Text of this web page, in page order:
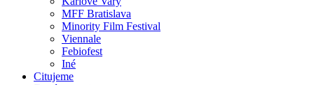
MFF Bratislava
Minority Film Festival
Viennale
Febiofest
Iné
Citujeme